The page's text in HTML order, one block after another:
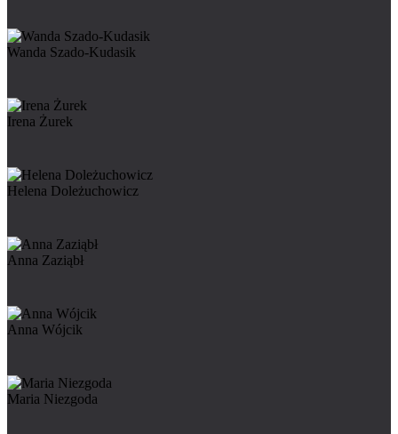
Wanda Szado-Kudasik
Irena Żurek
Helena Doleżuchowicz
Anna Zaziąbł
Anna Wójcik
Maria Niezgoda